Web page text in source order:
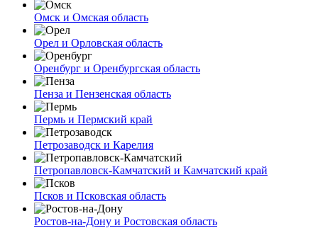
Омск и Омская область
Орел и Орловская область
Оренбург и Оренбургская область
Пенза и Пензенская область
Пермь и Пермский край
Петрозаводск и Карелия
Петропавловск-Камчатский и Камчатский край
Псков и Псковская область
Ростов-на-Дону и Ростовская область